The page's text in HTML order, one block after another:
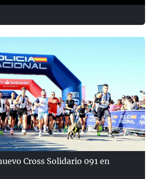
Cross Solidario 091 en